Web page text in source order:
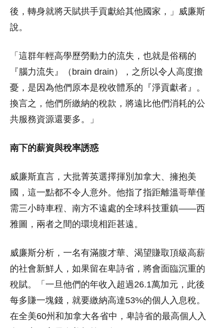
後，轉身就將天賦拱手貢獻給其他國家，」威廉斯
說。
「這群年輕高學歷勞動力的流失，也就是俗稱的
『腦力流失』（brain drain），之所以令人高度擔
憂，是因為他們原本是稅收體系的『淨貢獻者』。
換言之，他們所繳納的稅款，將遠比他們消耗的公
共服務資源還要多。」
南下的薪資與稅率誘惑
威廉斯直言，大批菁英選擇揮別加拿大、擁抱美
國，這一點都不令人意外。他指了指距離溫哥華僅
需三小時車程、南方不遠處的全球科技重鎮——西
雅圖，兩者之間的環境相距甚遠。
威廉斯分析，一名有滿腹才華、渴望賺取頂級高薪
的社會新鮮人，如果留在卑詩省，將會面臨沉重的
稅賦。「一旦他們的年收入超過26.1萬加元，此後
每多賺一塊錢，就要繳納高達53%的個人入息稅。
在全美60州和加拿大各省中，卑詩省的最高個人入